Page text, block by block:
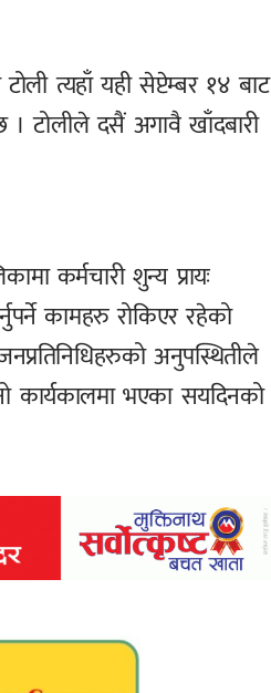
त्यहाँ यही सेप्टेम्बर १४ बाट
। टोलीले दसैं अगावै खाँदबारी
कर्मचारी शुन्य प्रायः
कामहरु रोकिएर रहेको
अनुपस्थितीले
कार्यकालमा भएका सयदिनको